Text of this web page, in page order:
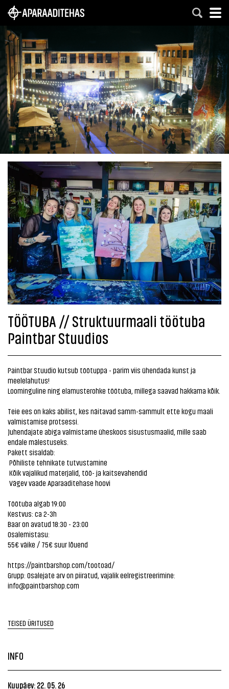
TÖÖTUBA // Struktuurmaali töötuba
Paintbar Stuudios
Paintbar Stuudio kutsub töötuppa - parim viis ühendada kunst ja
meelelahutus!
Loominguline ning elamusterohke töötuba, millega saavad hakkama kõik.
Teie ees on kaks abilist, kes näitavad samm-sammult ette kogu maali
valmistamise protsessi.
Juhendajate abiga valmistame üheskoos sisustusmaalid, mille saab
endale mälestuseks.
Pakett sisaldab:
Põhiliste tehnikate tutvustamine
Kõik vajalikud materjalid, töö- ja kaitsevahendid
Vägev vaade Aparaaditehase hoovi
Töötuba algab 19:00
Kestvus: ca 2-3h
Baar on avatud 18:30 - 23:00
Osalemistasu:
55€ väike / 75€ suur lõuend
https://paintbarshop.com/tootoad/
Grupp: Osalejate arv on piiratud, vajalik eelregistreerimine:
info@paintbarshop.com
TEISED ÜRITUSED
INFO
Kuupäev: 22. 05. 26